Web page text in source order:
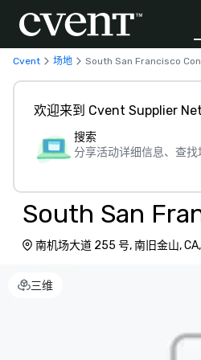
Cvent 场地 South San Francisco
欢迎来到 Cvent Supplier
搜索
分享活动详细信息、查
South San
南机场大道 255 号, 南旧金山,
三维